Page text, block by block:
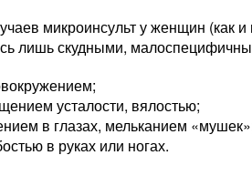
микроинсульт у женщин (как
лишь скудными,
усталости, вялостью;
в глазах, мельканием
в руках или ногах.